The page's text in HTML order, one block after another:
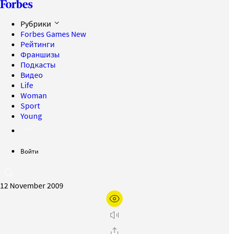
Рубрики
Forbes Games New
Рейтинги
Франшизы
Подкасты
Видео
Life
Woman
Sport
Young
Войти
12 November 2009